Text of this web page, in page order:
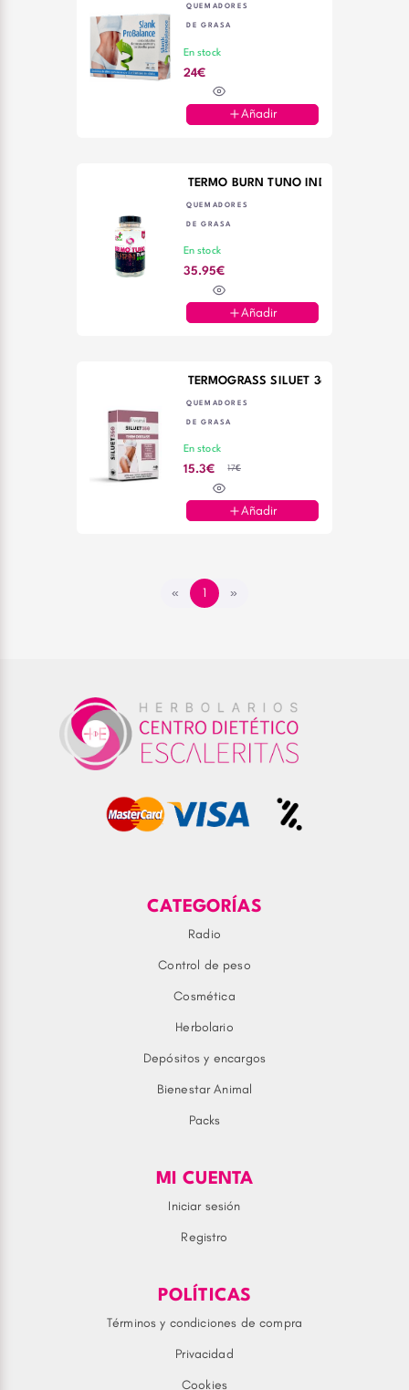
QUEMADORES
DE GRASA
En stock
24€
Añadir
TERMO BURN TUNO INDIO 90 CAPS
QUEMADORES
DE GRASA
En stock
35.95€
Añadir
TERMOGRASS SILUET 360 30 COMP
QUEMADORES
DE GRASA
En stock
15.3€ 17€
Añadir
« 1 »
CATEGORÍAS
Radio
Control de peso
Cosmética
Herbolario
Depósitos y encargos
Bienestar Animal
Packs
MI CUENTA
Iniciar sesión
Registro
POLÍTICAS
Términos y condiciones de compra
Privacidad
Cookies